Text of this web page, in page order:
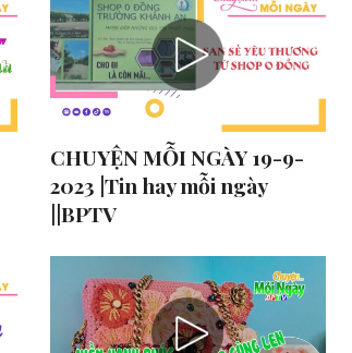
CHUYỆN MỖI NGÀY 19-9-
2023 |Tin hay mỗi ngày
||BPTV